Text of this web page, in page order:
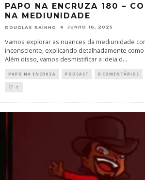
PAPO NA ENCRUZA 180 –
NA MEDIUNIDADE
DOUGLAS RAINHO JUNHO 16, 2025
Vamos explorar as nuances da mediunidade
inconsciente, explicando detalhadamente
Além disso, vamos desmistificar a ideia d...
PAPO NA ENCRUZA PODCAST 0 COMENTÁRIOS
1